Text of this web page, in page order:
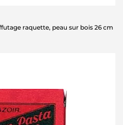
raquette, peau sur bois 26 cm